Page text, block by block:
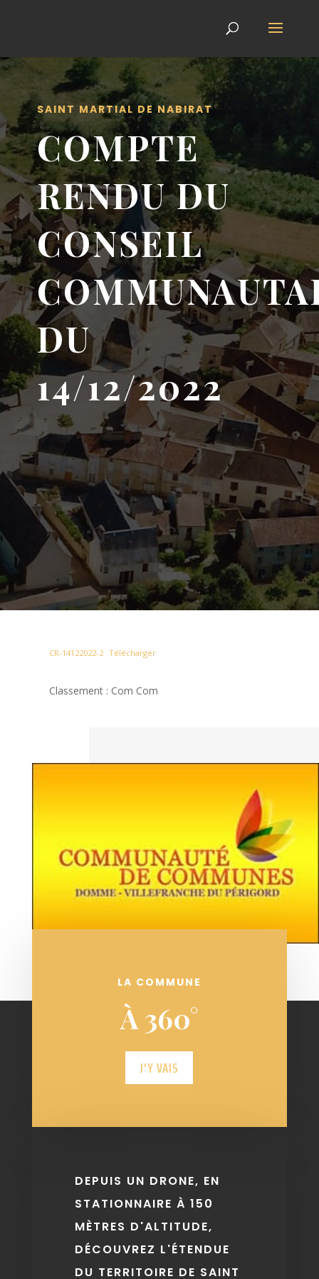
SAINT MARTIAL DE NABIRAT
COMPTE
RENDU DU
CONSEIL
DU
14/12/2022
CR-14122022-2 Télécharger
Classement : Com Com
LA COMMUNE
À 360°
J'Y VAIS
DEPUIS UN DRONE, EN
STATIONNAIRE À 150
MÈTRES D'ALTITUDE,
DÉCOUVREZ L'ÉTENDUE
DU TERRITOIRE DE SAINT